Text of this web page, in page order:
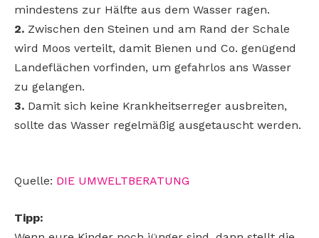
mindestens zur Hälfte aus dem Wasser ragen.
2. Zwischen den Steinen und am Rand der Schale
wird Moos verteilt, damit Bienen und Co. genügend
Landeflächen vorfinden, um gefahrlos ans Wasser
zu gelangen.
3. Damit sich keine Krankheitserreger ausbreiten,
sollte das Wasser regelmäßig ausgetauscht werden.
Quelle: DIE UMWELTBERATUNG
Tipp: